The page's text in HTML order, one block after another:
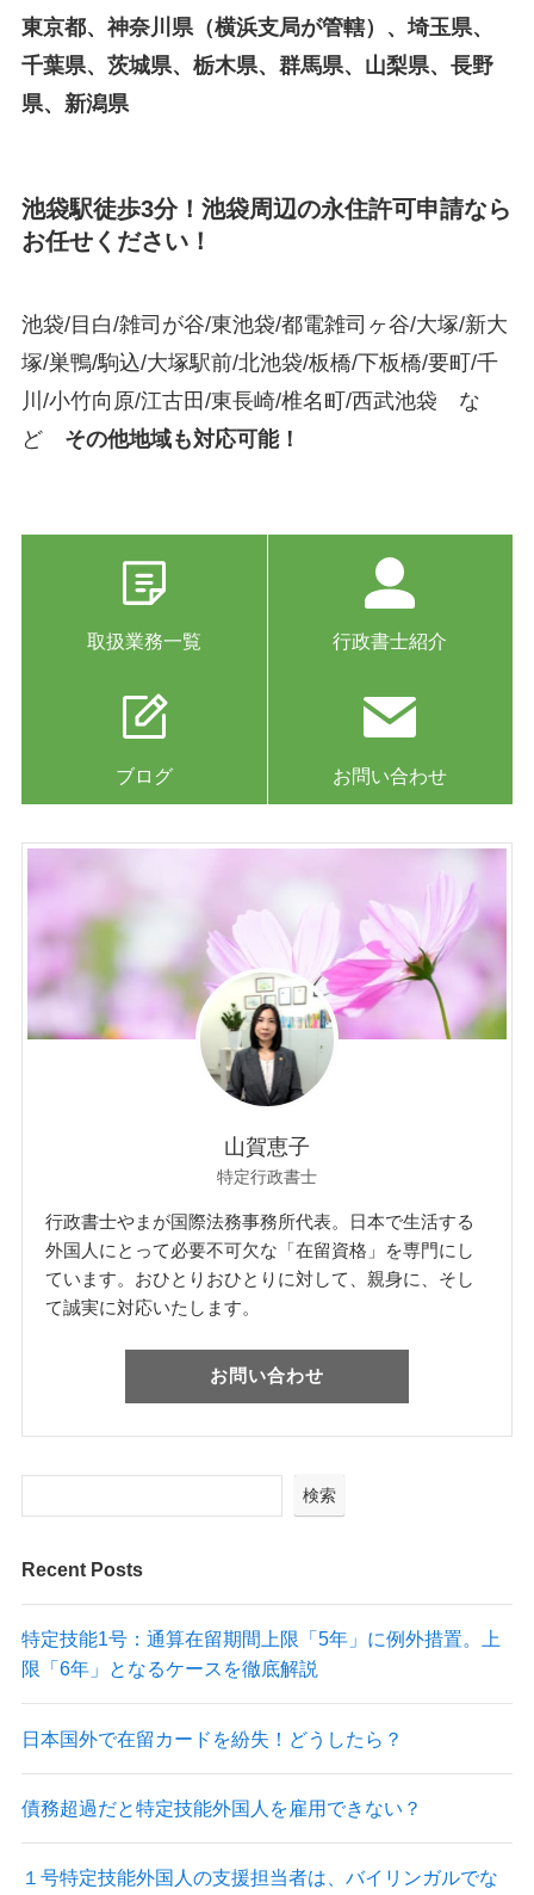
東京都、神奈川県（横浜支局が管轄）、埼玉県、
千葉県、茨城県、栃木県、群馬県、山梨県、長野
県、新潟県
池袋駅徒歩3分！池袋周辺の永住許可申請なら
お任せください！
池袋/目白/雑司が谷/東池袋/都電雑司ヶ谷/大塚/新大
塚/巣鴨/駒込/大塚駅前/北池袋/板橋/下板橋/要町/千
川/小竹向原/江古田/東長崎/椎名町/西武池袋 な
ど その他地域も対応可能！
取扱業務一覧 行政書士紹介
ブログ お問い合わせ
山賀恵子
特定行政書士
行政書士やまが国際法務事務所代表。日本で生活する
外国人にとって必要不可欠な「在留資格」を専門にし
ています。おひとりおひとりに対して、親身に、そし
て誠実に対応いたします。
お問い合わせ
検索
Recent Posts
特定技能1号：通算在留期間上限「5年」に例外措置。上
限「6年」となるケースを徹底解説
日本国外で在留カードを紛失！どうしたら？
債務超過だと特定技能外国人を雇用できない？
１号特定技能外国人の支援担当者は、バイリンガルでな